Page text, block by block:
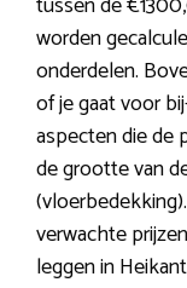
worden
onderdelen.
of je gaat voor
aspecten die de
de grootte van
verwachte
leggen in